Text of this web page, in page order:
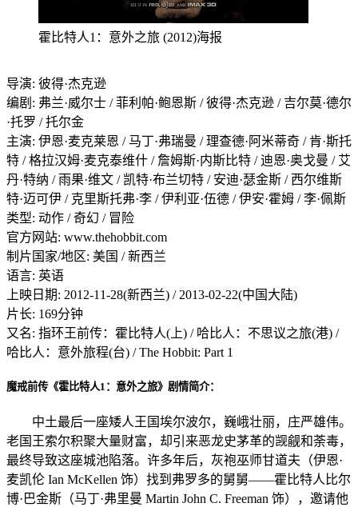
霍比特人1：意外之旅 (2012)海报
导演: 彼得·杰克逊
编剧: 弗兰·威尔士 / 菲利帕·鲍恩斯 / 彼得·杰克逊 / 吉尔莫·德尔
·托罗 / 托尔金
主演: 伊恩·麦克莱恩 / 马丁·弗瑞曼 / 理查德·阿米蒂奇 / 肯·斯托
特 / 格拉汉姆·麦克泰维什 / 詹姆斯·内斯比特 / 迪恩·奥戈曼 / 艾
丹·特纳 / 雨果·维文 / 凯特·布兰切特 / 安迪·瑟金斯 / 西尔维斯
特·迈可伊 / 克里斯托弗·李 / 伊利亚·伍德 / 伊安·霍姆 / 李·佩斯
类型: 动作 / 奇幻 / 冒险
官方网站: www.thehobbit.com
制片国家/地区: 美国 / 新西兰
语言: 英语
上映日期: 2012-11-28(新西兰) / 2013-02-22(中国大陆)
片长: 169分钟
又名: 指环王前传：霍比特人(上) / 哈比人：不思议之旅(港) /
哈比人：意外旅程(台) / The Hobbit: Part 1
魔戒前传《霍比特人1：意外之旅》剧情简介：
中土最后一座矮人王国埃尔波尔，巍峨壮丽，庄严雄伟。
老国王索尔积聚大量财富，却引来恶龙史茅革的觊觎和荼毒，
最终导致这座城池陷落。许多年后，灰袍巫师甘道夫（伊恩·
麦凯伦 Ian McKellen 饰）找到弗罗多的舅舅——霍比特人比尔
博·巴金斯（马丁·弗里曼 Martin John C. Freeman 饰），邀请他